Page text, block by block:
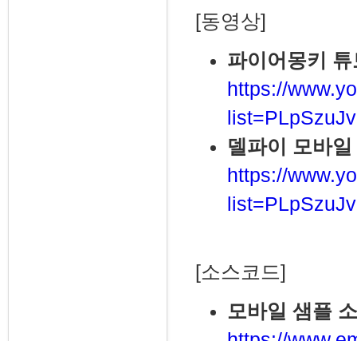
[동영상]
파이어몽키
https://
델파이 모바
https://
[소스코드]
모바일 샘플